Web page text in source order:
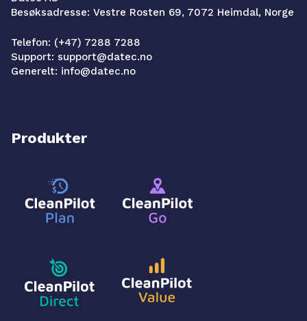
Besøksadresse: Vestre Rosten 69, 7072 Heimdal, Norge
Telefon: (+47) 7288 7288
Support: support@datec.no
Generelt: info@datec.no
Produkter